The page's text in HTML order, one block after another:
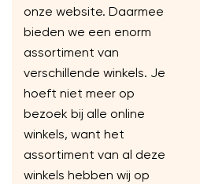
onze website. Daarmee
bieden we een enorm
assortiment van
verschillende winkels. Je
hoeft niet meer op
bezoek bij alle online
winkels, want het
assortiment van al deze
winkels hebben wij op